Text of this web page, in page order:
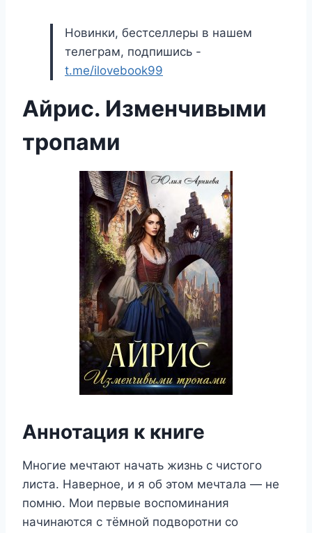
Новинки, бестселлеры в нашем
телеграм, подпишись -
t.me/ilovebook99
Айрис. Изменчивыми
тропами
Аннотация к книге
Многие мечтают начать жизнь с чистого
листа. Наверное, и я об этом мечтала — не
помню. Мои первые воспоминания
начинаются с тёмной подворотни со